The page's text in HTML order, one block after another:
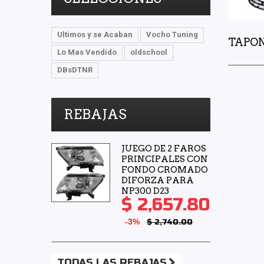
Ultimos y se Acaban
Vocho Tuning
Lo Mas Vendido
oldschool
DBsDTNR
REBAJAS
JUEGO DE 2 FAROS
PRINCIPALES CON
FONDO CROMADO
DIFORZA PARA
NP300 D23
$ 2,657.80
-3% $ 2,740.00